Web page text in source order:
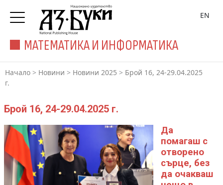
МАТЕМАТИКА И ИНФОРМАТИКА
EN
Начало > Новини > Новини 2025 > Брой 16, 24-29.04.2025
г.
Брой 16, 24-29.04.2025 г.
Да
помагаш с
отворено
сърце, без
да очакваш